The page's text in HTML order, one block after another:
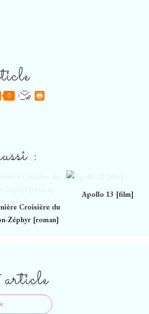
0
:
Croisière du
Zéphyr [roman]
Apollo 13 [film]